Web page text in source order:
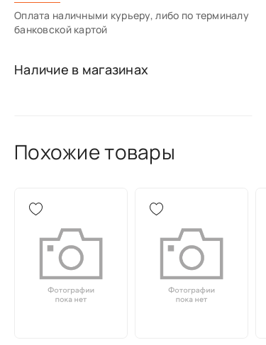
Оплата наличными курьеру, либо по терминалу
банковской картой
Наличие в магазинах
Похожие товары